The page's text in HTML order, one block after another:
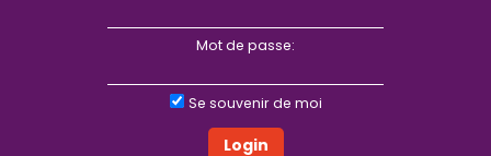
Mot de passe:
Se souvenir de moi